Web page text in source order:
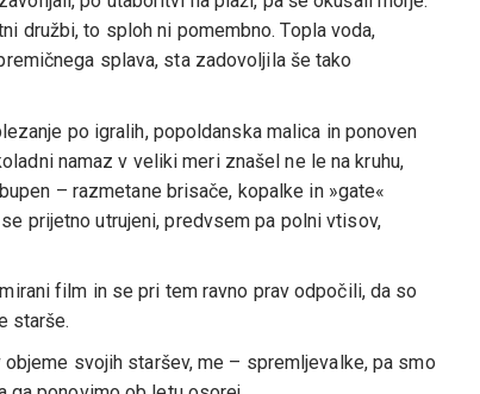
družbi, to sploh ni pomembno. Topla voda,
splava, sta zadovoljila še tako
po igralih, popoldanska malica in ponoven
namaz v veliki meri znašel ne le na kruhu,
– razmetane brisače, kopalke in »gate«
prijetno utrujeni, predvsem pa polni vtisov,
film in se pri tem ravno prav odpočili, da so
starše.
svojih staršev, me – spremljevalke, pa smo